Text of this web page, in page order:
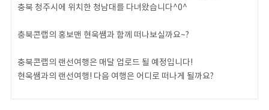
충북 청주시에 위치한 청남대를 다녀왔습니다^0^
충북콘랩의 홍보맨 현욱쌤과 함께 떠나보실까요~?
충북콘랩의 랜선여행은 매달 업로드 될 예정입니다!
현욱쌤과의 랜선여행! 다음 여행은 어디로 떠나게 될까요?